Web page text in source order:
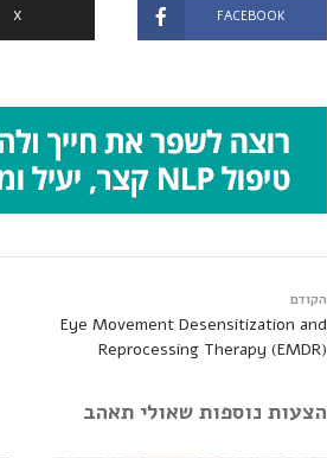
FACEBOOK
X
הקודם
Eye Movement Desensitization and
Reprocessing Therapy (EMDR)
הצעות נוספות שאולי תאהב